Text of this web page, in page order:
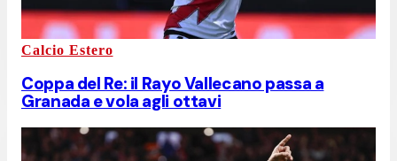
Calcio Estero
Coppa del Re: il Rayo Vallecano passa a
Granada e vola agli ottavi